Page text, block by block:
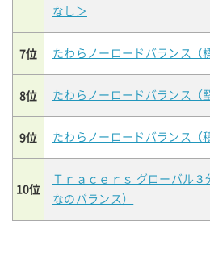
なし＞
7位 たわらノーロードバランス（
8位 たわらノーロードバランス（
9位 たわらノーロードバランス（
10位
Ｔｒａｃｅｒｓ グローバル３
なのバランス）